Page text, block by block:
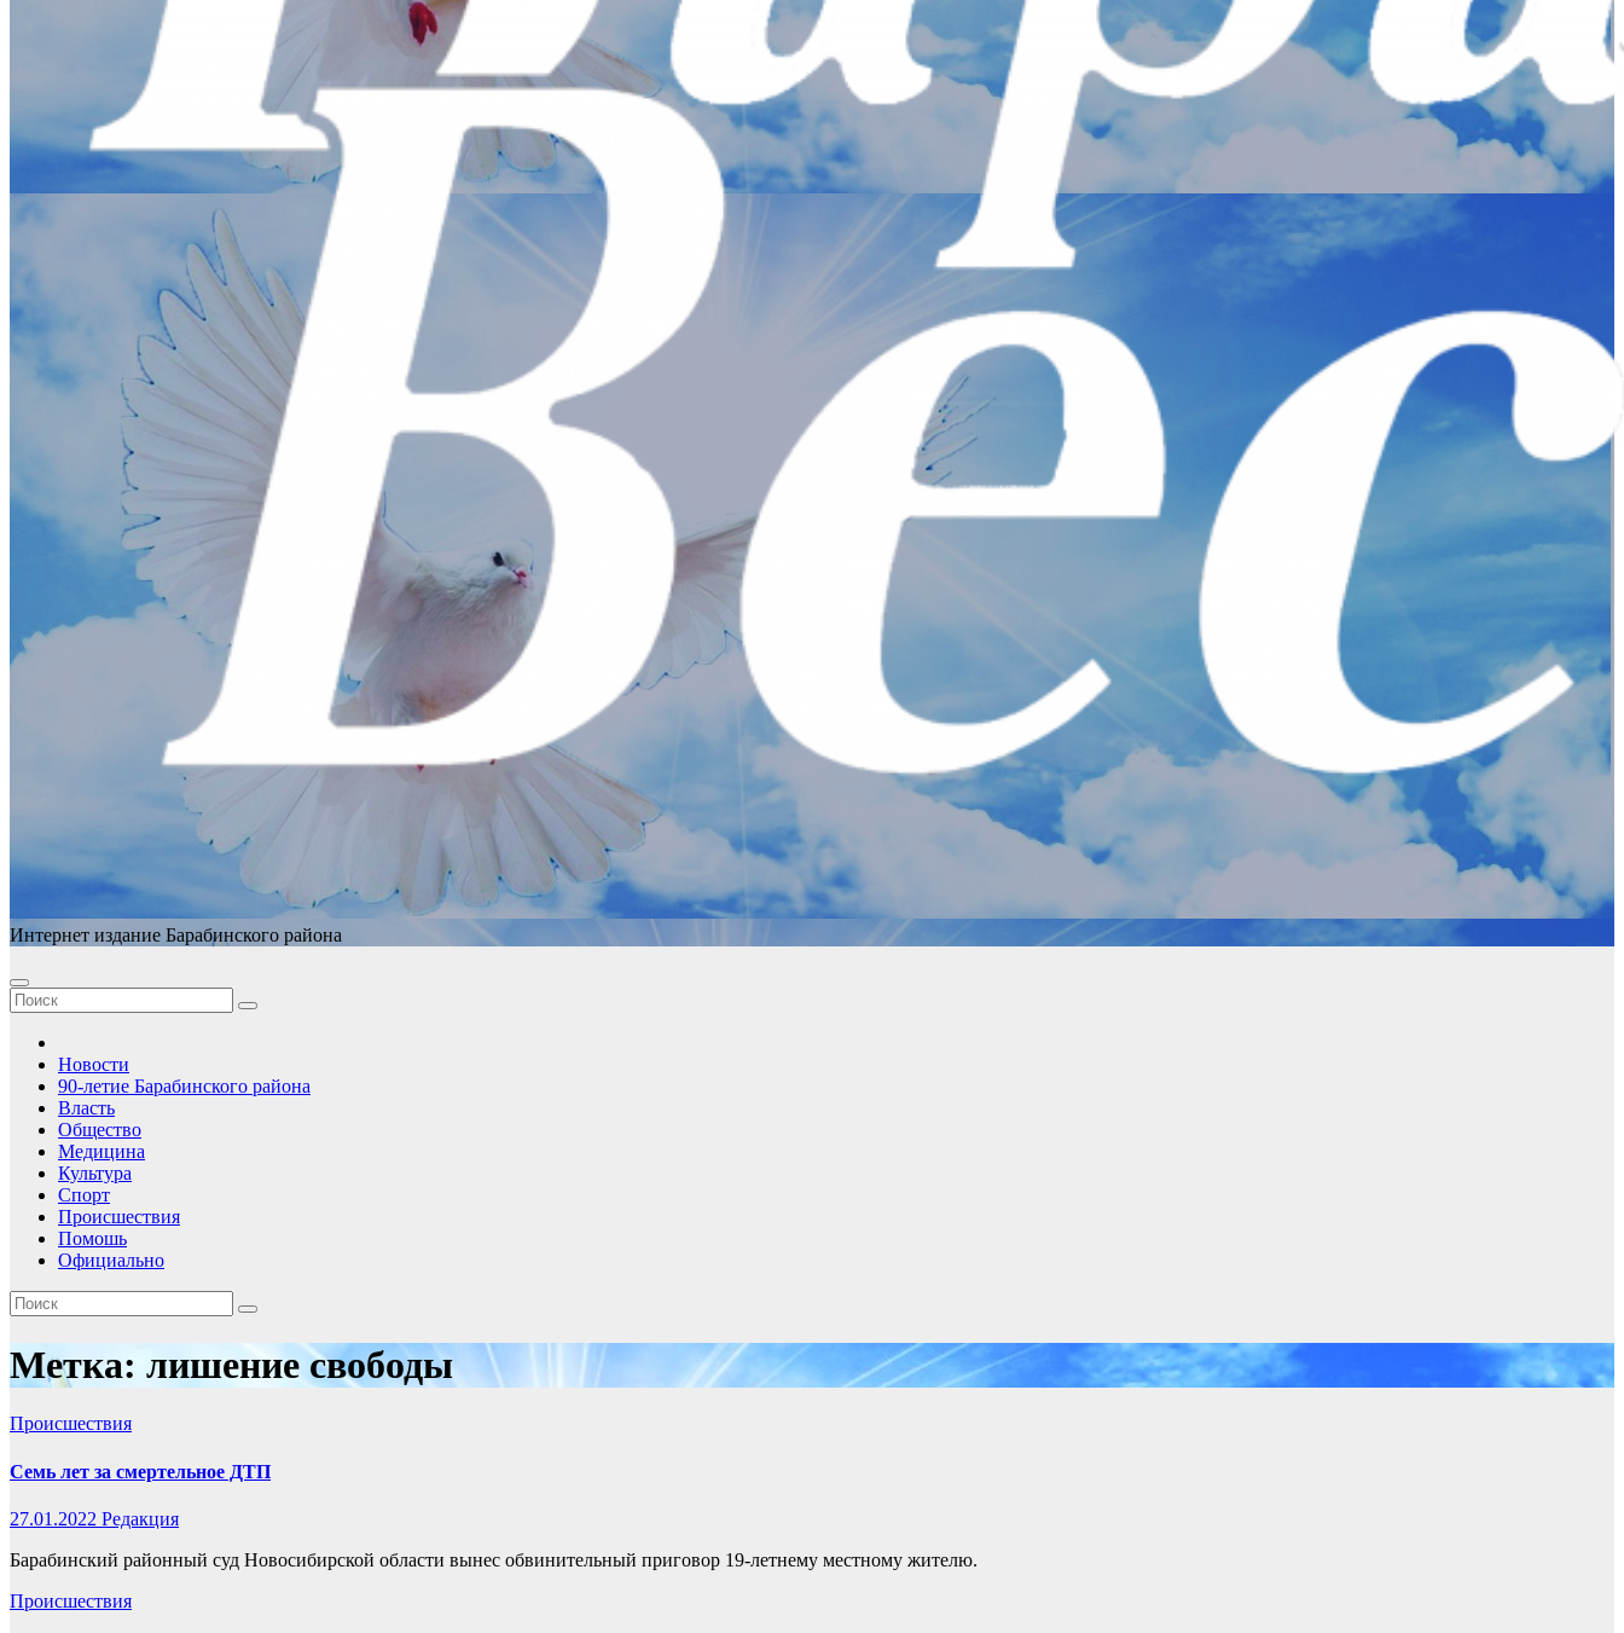
Интернет издание Барабинского района
Новости
90-летие Барабинского района
Власть
Общество
Медицина
Культура
Спорт
Происшествия
Помошь
Официально
Метка: лишение свободы
Происшествия
Семь лет за смертельное ДТП
27.01.2022 Редакция
Барабинский районный суд Новосибирской области вынес обвинительный приговор 19-летнему местному жителю.
Происшествия